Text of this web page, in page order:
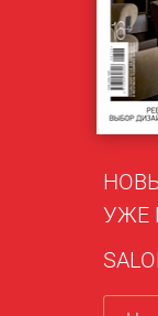
УЖЕ